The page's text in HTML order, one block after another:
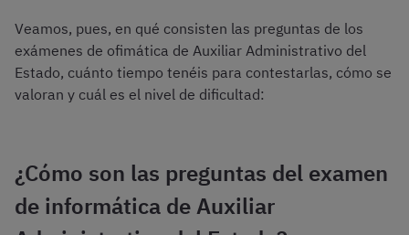
Veamos, pues, en qué consisten las preguntas de los
exámenes de ofimática de Auxiliar Administrativo del
Estado, cuánto tiempo tenéis para contestarlas, cómo se
valoran y cuál es el nivel de dificultad:
¿Cómo son las preguntas del examen
de informática de Auxiliar